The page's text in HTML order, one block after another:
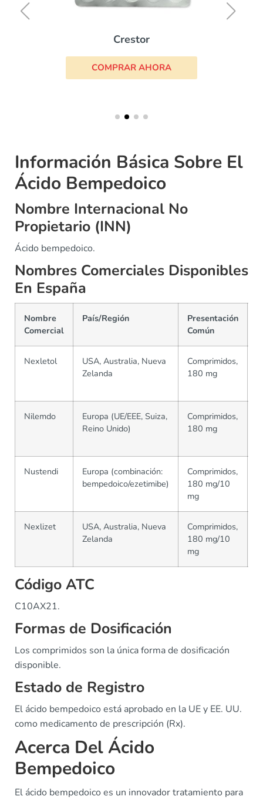
Crestor
COMPRAR AHORA
Información Básica Sobre El
Ácido Bempedoico
Nombre Internacional No
Propietario (INN)
Ácido bempedoico.
Nombres Comerciales Disponibles
En España
Nombre
Comercial
País/Región
Presentación
Común
Nexletol
USA, Australia, Nueva
Zelanda
Comprimidos,
180 mg
Nilemdo
Europa (UE/EEE, Suiza,
Reino Unido)
Comprimidos,
180 mg
Nustendi
Europa (combinación:
bempedoico/ezetimibe)
Comprimidos,
180 mg/10
mg
Nexlizet
USA, Australia, Nueva
Zelanda
Comprimidos,
180 mg/10
mg
Código ATC
C10AX21.
Formas de Dosificación
Los comprimidos son la única forma de dosificación
disponible.
Estado de Registro
El ácido bempedoico está aprobado en la UE y EE. UU.
como medicamento de prescripción (Rx).
Acerca Del Ácido
Bempedoico
El ácido bempedoico es un innovador tratamiento para